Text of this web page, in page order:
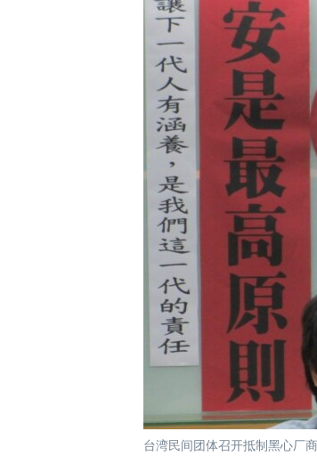
台湾民间团体召开抵制黑心厂